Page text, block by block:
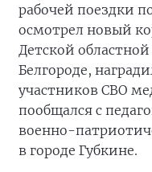
рабочей поездки
осмотрел новый
Детской
Белгороде,
участников СВО
пообщался с
военно-
в городе Губкине.